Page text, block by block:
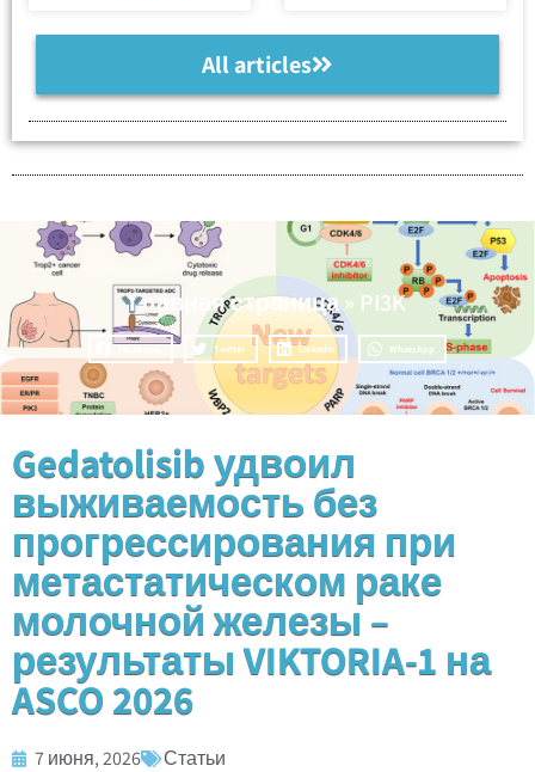
All articles
Главная страница» PI3K
Twitter LinkedIn WhatsApp
Gedatolisib удвоил
выживаемость без
прогрессирования при
метастатическом раке
молочной железы –
результаты VIKTORIA-1 на
ASCO 2026
7 июня, 2026
Статьи